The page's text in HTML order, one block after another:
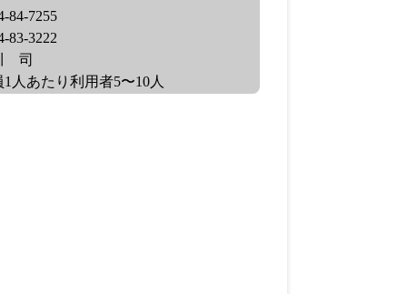
84-7255
83-3222
司
1人あたり利用者5〜10人